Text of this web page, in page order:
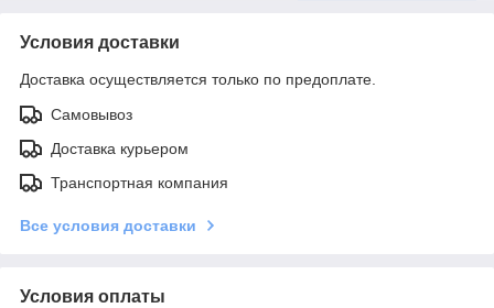
Условия доставки
Доставка осуществляется только по предоплате.
Самовывоз
Доставка курьером
Транспортная компания
Все условия доставки
Условия оплаты